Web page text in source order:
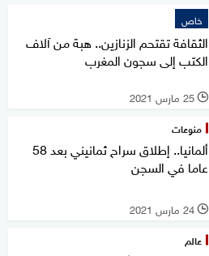
خاص
الثقافة تقتحم الزنازين.. هبة من آلاف
الكتب إلى سجون المغرب
l 25 مارس 2021
منوعات
ألمانيا.. إطلاق سراح ثمانيني بعد 58
عاما في السجن
l 24 مارس 2021
عالم